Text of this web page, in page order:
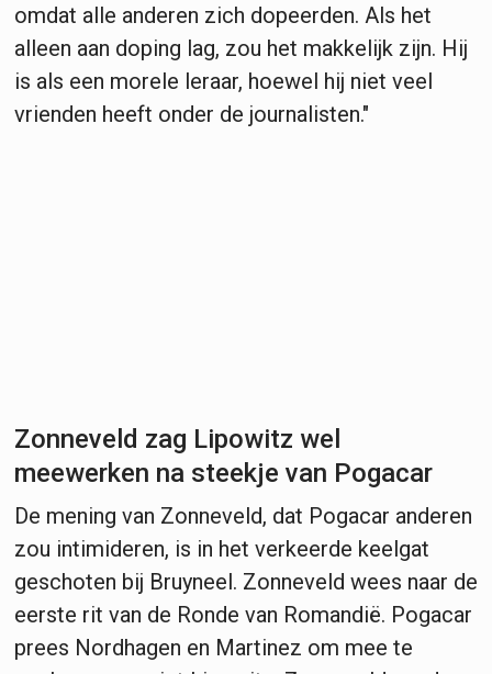
omdat alle anderen zich dopeerden. Als het
alleen aan doping lag, zou het makkelijk zijn. Hij
is als een morele leraar, hoewel hij niet veel
vrienden heeft onder de journalisten."
Zonneveld zag Lipowitz wel
meewerken na steekje van Pogacar
De mening van Zonneveld, dat Pogacar anderen
zou intimideren, is in het verkeerde keelgat
geschoten bij Bruyneel. Zonneveld wees naar de
eerste rit van de Ronde van Romandië. Pogacar
prees Nordhagen en Martinez om mee te